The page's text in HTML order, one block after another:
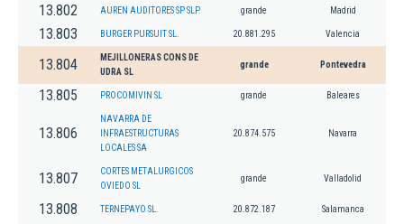
13.802 AUREN AUDITORES SP SLP. grande Madrid
13.803 BURGER PURSUIT SL. 20.881.295 Valencia
13.804
MEJILLONERAS CONS DE
UDRA SL
grande Pontevedra
13.805 PROCOMIVIN SL grande Baleares
13.806
NAVARRA DE
INFRAESTRUCTURAS
LOCALES SA
20.874.575 Navarra
13.807
CORTES METALURGICOS
OVIEDO SL
grande Valladolid
13.808 TERNEPAYO SL. 20.872.187 Salamanca